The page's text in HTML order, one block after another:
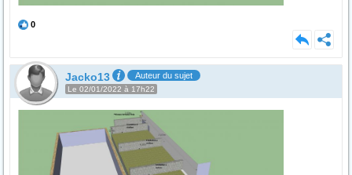
0
Jacko13 Auteur du sujet
Le 02/01/2022 à 17h22